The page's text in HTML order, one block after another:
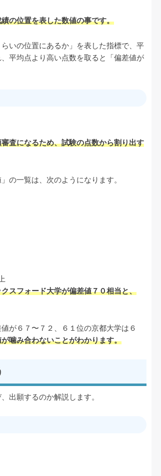
の位置を表した数値の事です。
いの位置にあるか」を表した指標で、平
平均点より高い点数を取ると「偏差値が
査になるため、試験の点数から割り出す
の一覧は、次のようになります。
スフォード大学が偏差値７０相当と、
が６７〜７２、６１位の京都大学は６
噛み合わないことがわかります。
出願するのか解説します。